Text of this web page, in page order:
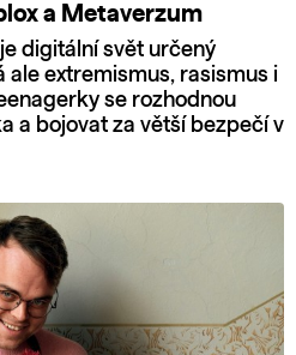
a Metaverzum
digitální svět určený
extremismus, rasismus i
se rozhodnou
a bojovat za větší bezpečí v